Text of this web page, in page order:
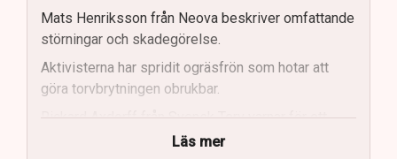
Mats Henriksson från Neova beskriver omfattande
störningar och skadegörelse.
Aktivisterna har spridit ogräsfrön som hotar att
göra torvbrytningen obrukbar.
Rickard Axdorff från Svensk Torv varnar för ett
stort ekonomiskt sabotage.
Läs mer